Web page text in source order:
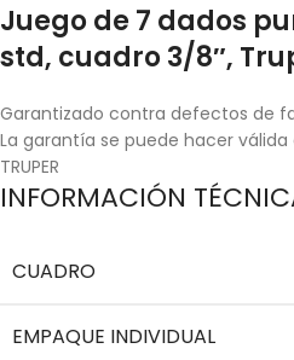
Juego de 7 dados
std, cuadro 3/8″,
Garantizado contra defectos de
La garantía se puede hacer
TRUPER
INFORMACIÓN
CUADRO
EMPAQUE INDIVIDUAL